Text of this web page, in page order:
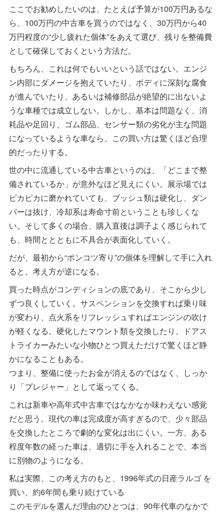
ここでお勧めしたいのは、たとえば予算が100万円あるな
ら、100万円の中古車を買うのではなく、30万円から40
万円程度の“少し疲れた個体”をあえて選び、残りを整備費
として確保しておくという方法だ。
もちろん、これは何でもいいという話ではない。エンジ
ン内部にダメージを抱えていたり、ボディに深刻な腐食
が進んでいたり、あるいは補修部品が絶望的に出ないよ
うな車種では成立しない。しかし、基本は問題なく、消
耗品や足回り、ゴム部品、センサー類の劣化が主な問題
になっているような車なら、この買い方は驚くほど合理
的だったりする。
世の中に流通している中古車というのは、「どこまで整
備されているか」が意外なほど見えにくい。展示場では
ピカピカに磨かれていても、ブッシュ類は硬化し、ダン
パーは抜け、冷却系は寿命寸前ということも珍しくな
い。そして多くの場合、購入直後は調子よく感じられて
も、時間ととともに不具合が表面化していく。
だが、最初から“ポンコツ寄り”の個体を理解して手に入れ
ると、考え方が逆になる。
買った時点がコンディションの底であり、そこから少し
ずつ良くしていく。サスペンションを交換すれば乗り味
が変わり、点火系をリフレッシュすればエンジンの吹け
が軽くなる。硬化したマウント類を交換したり、ドアス
トライカーみたいな小物ひとつ買えただけで驚くほど静
かになることもある。
つまり、整備に使ったお金が消えるのではなく、しっか
り「プレジャー」として返ってくる。
これは新車や高年式中古車ではなかなか味わえない感覚
だと思う。現代の車は完成度が高すぎるので、少々部品
を交換したところで劇的な変化は出にくい。一方、ある
程度年数の経った車は、適切に手を入れることで、本当
に別物のようになる。
私は実際、この考え方のもと、1996年式の日産ラルゴ を
買い、約6年間も乗り続けている
このモデルを選んだ理由のひとつは、90年代車のなかで